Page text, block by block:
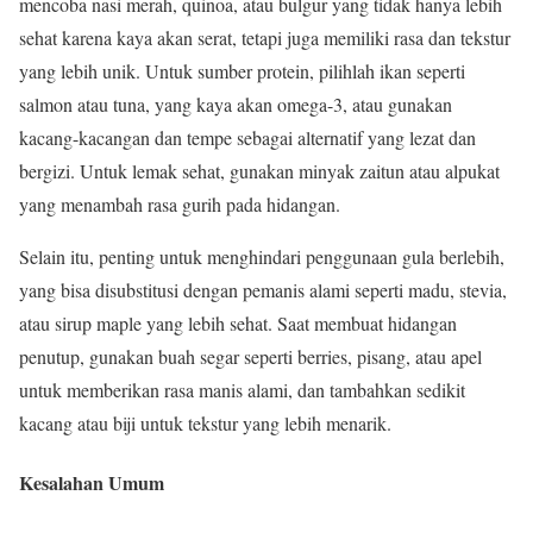
sehat karena kaya akan serat, tetapi juga memiliki rasa dan tekstur
yang lebih unik. Untuk sumber protein, pilihlah ikan seperti
salmon atau tuna, yang kaya akan omega-3, atau gunakan
kacang-kacangan dan tempe sebagai alternatif yang lezat dan
bergizi. Untuk lemak sehat, gunakan minyak zaitun atau alpukat
yang menambah rasa gurih pada hidangan.
Selain itu, penting untuk menghindari penggunaan gula berlebih,
yang bisa disubstitusi dengan pemanis alami seperti madu, stevia,
atau sirup maple yang lebih sehat. Saat membuat hidangan
penutup, gunakan buah segar seperti berries, pisang, atau apel
untuk memberikan rasa manis alami, dan tambahkan sedikit
kacang atau biji untuk tekstur yang lebih menarik.
Kesalahan Umum